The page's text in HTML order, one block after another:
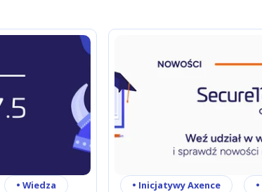
• Wiedza • Inicjatywy Axence •